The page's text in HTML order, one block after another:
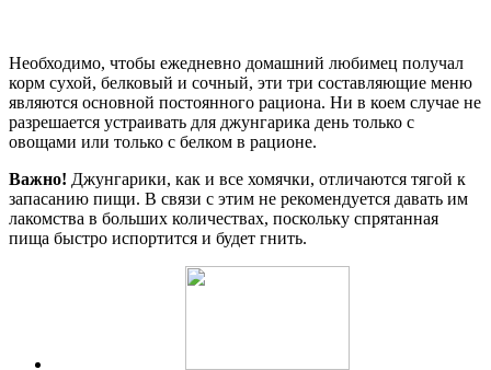
Необходимо, чтобы ежедневно домашний любимец получал
корм сухой, белковый и сочный, эти три составляющие меню
являются основной постоянного рациона. Ни в коем случае не
разрешается устраивать для джунгарика день только с
овощами или только с белком в рационе.
Важно! Джунгарики, как и все хомячки, отличаются тягой к
запасанию пищи. В связи с этим не рекомендуется давать им
лакомства в больших количествах, поскольку спрятанная
пища быстро испортится и будет гнить.